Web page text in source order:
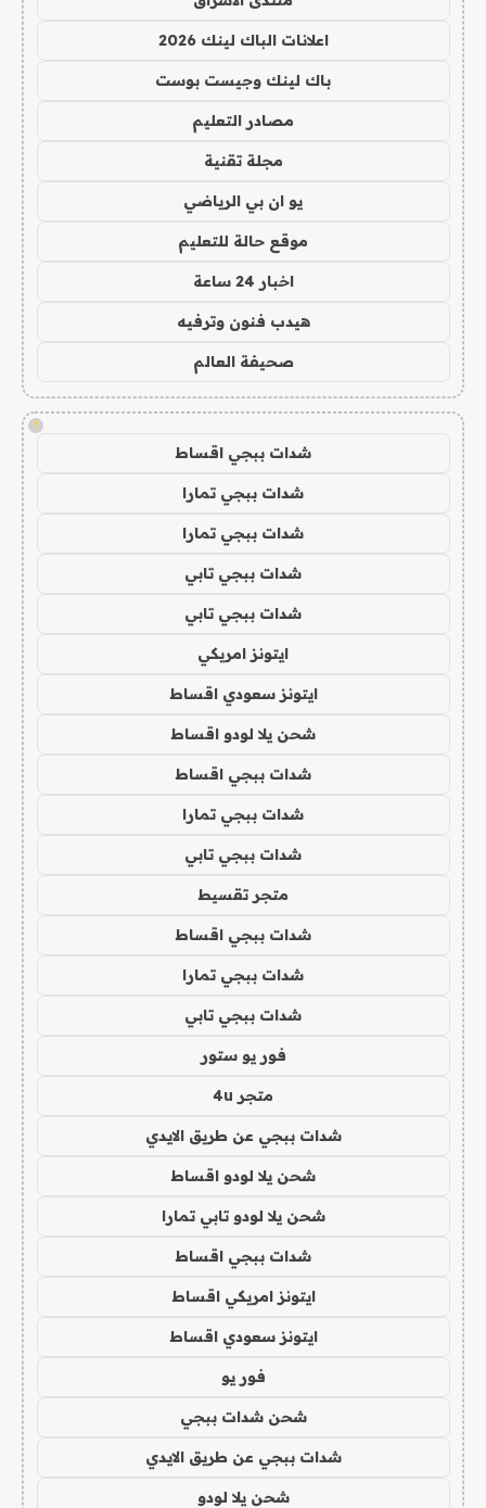
اعلانات الباك لينك 2026
باك لينك وجيست بوست
مصادر التعليم
مجلة تقنية
يو ان بي الرياضي
موقع حالة للتعليم
اخبار 24 ساعة
هيدب فنون وترفيه
صحيفة العالم
!
شدات ببجي اقساط
شدات ببجي تمارا
شدات ببجي تمارا
شدات ببجي تابي
شدات ببجي تابي
ايتونز امريكي
ايتونز سعودي اقساط
شحن يلا لودو اقساط
شدات ببجي اقساط
شدات ببجي تمارا
شدات ببجي تابي
متجر تقسيط
شدات ببجي اقساط
شدات ببجي تمارا
شدات ببجي تابي
فور يو ستور
متجر 4u
شدات ببجي عن طريق الايدي
شحن يلا لودو اقساط
شحن يلا لودو تابي تمارا
شدات ببجي اقساط
ايتونز امريكي اقساط
ايتونز سعودي اقساط
فور يو
شحن شدات ببجي
شدات ببجي عن طريق الايدي
شحن يلا لودو